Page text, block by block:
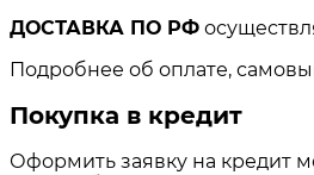
ДОСТАВКА ПО РФ
Подробнее об оплате,
Покупка в кредит
Оформить заявку на кредит